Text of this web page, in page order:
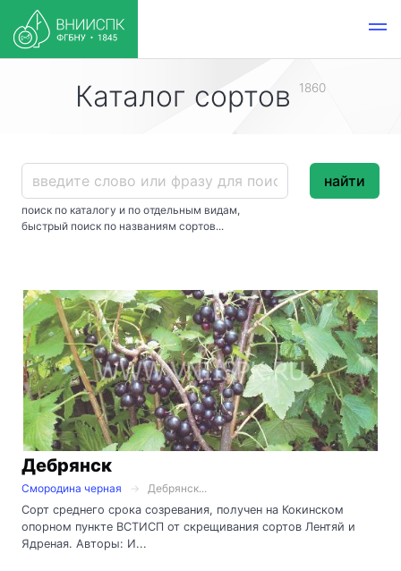
Каталог сортов 1860
поиск по каталогу и по отдельным видам,
быстрый поиск по названиям сортов...
найти
Дебрянск
Смородина черная
Дебрянск...
Сорт среднего срока созревания, получен на Кокинском
опорном пункте ВСТИСП от скрещивания сортов Лентяй и
Ядреная. Авторы: И...